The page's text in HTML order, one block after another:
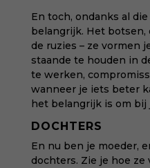
En toch, ondanks al
belangrijk. Het
de ruzies – ze vormen
staande te houden in
te werken,
wanneer je iets beter
het belangrijk is om
DOCHTERS
En nu ben je moeder,
dochters. Zie je hoe ze